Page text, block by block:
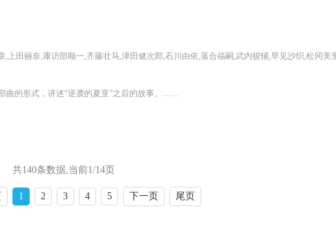
,津田健次郎,石川由依,落合福嗣,武内骏辅,早见沙织,松冈美里,泽城千春,宫崎游,天崎滉平,绵贯龙之介,田中光,草野峻平,种崎敦美,新祐树,绫见有纪,鹫见昂大,尼古拉·法莱那泽,越后屋浩介,藤高智大,Volcano太田,川口启史,田村千惠,井川秀荣,吉富英治,木曾宽子,佐佐木祐介,吉田健司,高桥雏子,高桥大辅,泷村直树,福西胜也,佐伯美由纪,本多新也,木野日菜,内田绅一郎,樱冈敦子,地藏堂武大,川上洋平,矶部宽之,白井真辉
曲的形式，讲述“逆袭的夏亚”之后的故事。……
共140条数据,当前1/14页
1 2 3 4 5 下一页 尾页